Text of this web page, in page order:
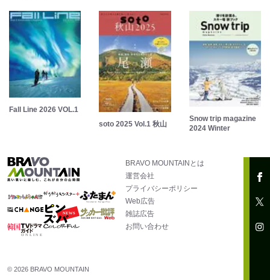
Fall Line 2026 VOL.1
soto 2025 Vol.1 秋山
Snow trip magazine
2024 Winter
BRAVO MOUNTAINとは
運営会社
プライバシーポリシー
Web広告
雑誌広告
お問い合わせ
© 2026 BRAVO MOUNTAIN